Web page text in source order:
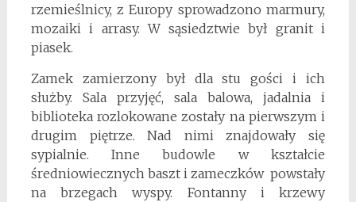
rzemieślnicy, z Europy sprowadzono marmury,
mozaiki i arrasy. W sąsiedztwie był granit i
piasek.
Zamek zamierzony był dla stu gości i ich
służby. Sala przyjęć, sala balowa, jadalnia i
biblioteka rozlokowane zostały na pierwszym i
drugim piętrze. Nad nimi znajdowały się
sypialnie. Inne budowle w kształcie
średniowiecznych baszt i zameczków powstały
na brzegach wyspy. Fontanny i krzewy